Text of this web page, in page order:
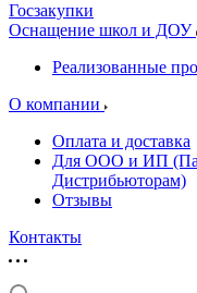
Госзакупки
Оснащение школ и ДОУ
Реализованные
О компании
Оплата и доставка
Для ООО и ИП
Дистрибьюторам)
Отзывы
Контакты